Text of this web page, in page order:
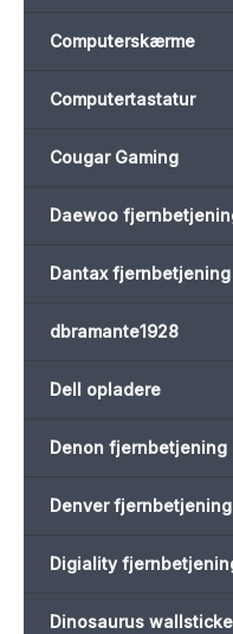
Computerskærme
Computertastatur
Cougar Gaming
Daewoo
Dantax fjernbetjening
dbramante1928
Dell opladere
Denon fjernbetjening
Denver fjernbetjening
Digiality
Dinosaurus